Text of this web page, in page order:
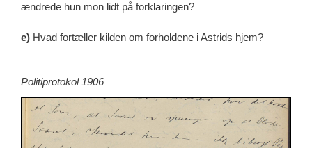
ændrede hun mon lidt på forklaringen?
e) Hvad fortæller kilden om forholdene i Astrids hjem?
Politiprotokol 1906